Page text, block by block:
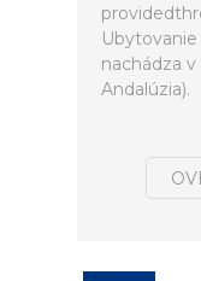
nachádza
Andalúzia).